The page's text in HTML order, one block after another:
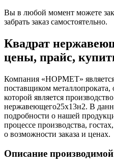
Вы в любой момент можете
забрать заказ самостоятельно.
Квадрат
цены, прайс,
Компания «НОРМЕТ»
поставщиком металлопроката,
которой является
нержавеющего25х13н2. В
подробности о нашей
процессе производства,
о возможности заказа и ценах.
Описание